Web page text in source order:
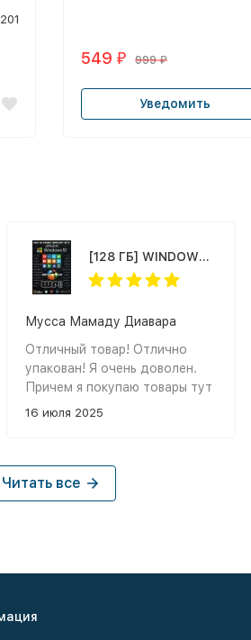
549 ₽ 999₽
Уведомить
[128 ГБ] WINDOWS 10 ЗАГРУЗОЧНЫЙ + СОФТ: WPI + DRIVER PACK - DVD BOX + флешка 128 ГБ
Мусса Мамаду Диавара
Отличный товар! Отлично
упакован! Я очень доволен.
Причем я покупаю товары тут
уже много лет и все удачно.
16 июля 2025
Читать все